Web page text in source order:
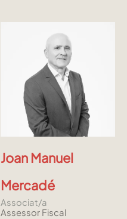
Joan Manuel
Mercadé
Associat/a
Assessor Fiscal